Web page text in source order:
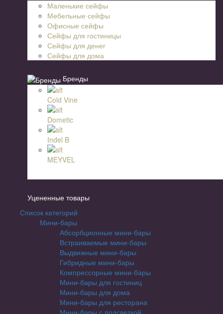
Маленькие сейфы
Мебельные сейфы
Офисные сейфы
Сейфы для гостиницы
Сейфы для денег
Сейфы для дома
Бренды
Cold Vine
Dometic
Indel B
MEYVEL
Уцененные товары
Список категорий
Мини-бары
Абсорбционные мини-бары
Встраиваемые мини-бары
Выдвижные мини-бары
Гибридные мини-бары
Компрессорные мини-бары
Мини-бары для гостиниц
Мини-бары для дома
Мини-бары для ресторана
Мини-бары с подсветкой